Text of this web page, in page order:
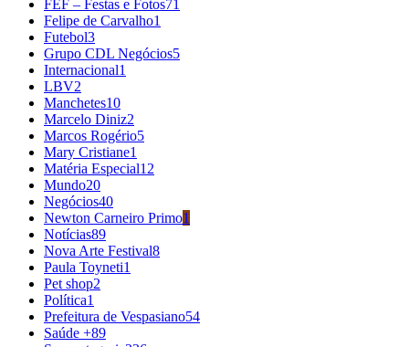
FEF – Festas e Fotos71
Felipe de Carvalho1
Futebol3
Grupo CDL Negócios5
Internacional1
LBV2
Manchetes10
Marcelo Diniz2
Marcos Rogério5
Mary Cristiane1
Matéria Especial12
Mundo20
Negócios40
Newton Carneiro Primo1
Notícias89
Nova Arte Festival8
Paula Toyneti1
Pet shop2
Política1
Prefeitura de Vespasiano54
Saúde +89